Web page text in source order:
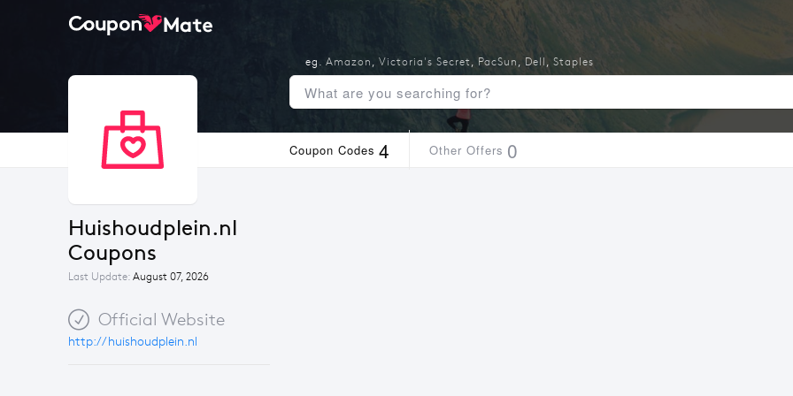
Coupon Codes 4 Other Offers 0
Huishoudplein.nl
Coupons
Last Update: August 07, 2026
Official Website
http://huishoudplein.nl
eg. Amazon , Victoria's Secret, PacSun , Dell , Staples